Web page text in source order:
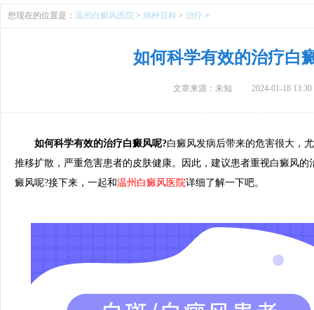
您现在的位置是： 温州白癜风医院 > 病种百科 > 治疗 >
如何科学有效的治疗白
文章来源：未知 2024-01-18 13:30
如何科学有效的治疗白癜风呢?白癜风发病后带来的危害很大，
推移扩散，严重危害患者的皮肤健康。因此，建议患者重视白癜风
癜风呢?接下来，一起和温州白癜风医院详细了解一下吧。